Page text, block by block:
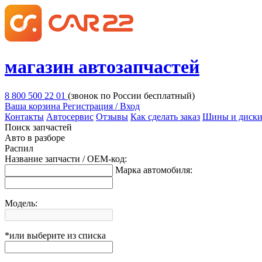
магазин автозапчастей
8 800 500 22 01 (звонок по России бесплатный)
Ваша корзина Регистрация / Вход
Контакты Автосервис Отзывы Как сделать заказ Шины и диски
Поиск запчастей
Авто в разборе
Распил
Название запчасти / OEM-код:
Марка автомобиля:
Модель:
*или выберите из списка